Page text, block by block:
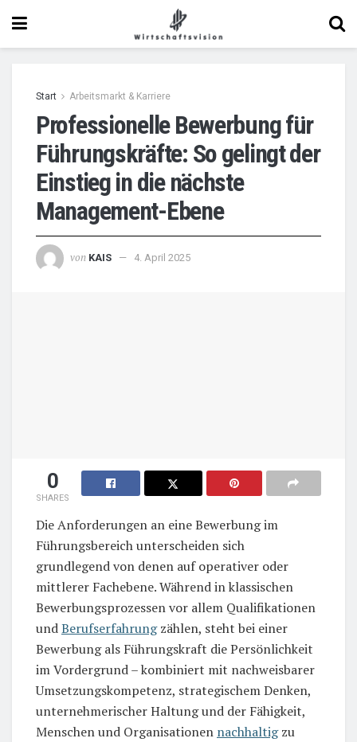
Start Arbeitsmarkt & Karriere
Professionelle Bewerbung für
Führungskräfte: So gelingt der
Einstieg in die nächste
Management-Ebene
von KAIS 4. April 2025
0
SHARES
Die Anforderungen an eine Bewerbung im
Führungsbereich unterscheiden sich
grundlegend von denen auf operativer oder
mittlerer Fachebene. Während in klassischen
Bewerbungsprozessen vor allem Qualifikationen
undBerufserfahrungzählen, steht bei einer
Bewerbung als Führungskraft die Persönlichkeit
im Vordergrund – kombiniert mit nachweisbarer
Umsetzungskompetenz, strategischem Denken,
unternehmerischer Haltung und der Fähigkeit,
Menschen und Organisationen nachhaltigzu